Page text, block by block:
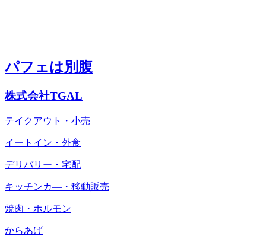
パフェは別腹
株式会社TGAL
テイクアウト・小売
イートイン・外食
デリバリー・宅配
キッチンカ―・移動販売
焼肉・ホルモン
からあげ